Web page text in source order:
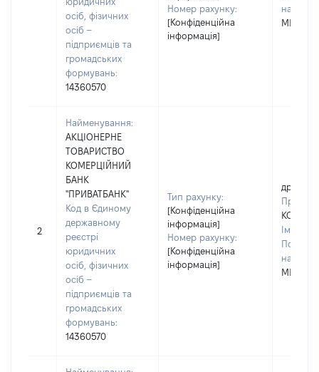
осіб, фізичних
осіб –
підприємців та
громадських
формувань:
14360570
Номер рахунку:
[Конфіденційна
інформація]
2
Найменування:
АКЦІОНЕРНЕ
ТОВАРИСТВО
КОМЕРЦІЙНИЙ
БАНК
"ПРИВАТБАНК"
Код в Єдиному
державному
реєстрі
юридичних
осіб, фізичних
осіб –
підприємців та
громадських
формувань:
14360570
Тип рахунку:
[Конфіденційна
інформація]
Номер рахунку:
[Конфіденційна
інформація]
дружина
КОБЗАР
Ім'я:
По